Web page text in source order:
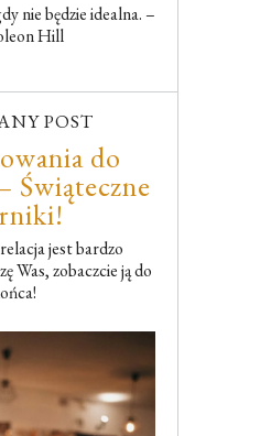
nie będzie idealna. –
Hill
POST
do
Świąteczne
jest bardzo
Was, zobaczcie ją do